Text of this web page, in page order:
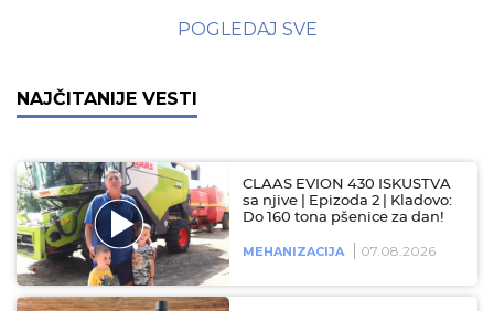
POGLEDAJ SVE
NAJČITANIJE VESTI
CLAAS EVION 430 ISKUSTVA
sa njive | Epizoda 2 | Kladovo:
Do 160 tona pšenice za dan!
MEHANIZACIJA 07.08.2026